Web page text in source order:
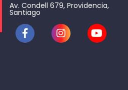
Av. Condell 679, Providencia,
Santiago